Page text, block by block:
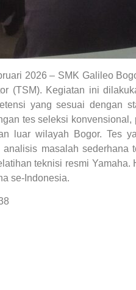
2026 – SMK Galileo
(TSM). Kegiatan ini
yang sesuai dengan
tes seleksi
luar wilayah Bogor. Tes
analisis masalah sederhana
teknisi resmi
se-Indonesia.